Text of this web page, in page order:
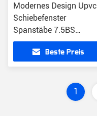
Modernes Design Upvc
Schiebefenster
Spanstäbe 7.5BS
Getriebe 400-2000mm
Länge
Beste Preis
1